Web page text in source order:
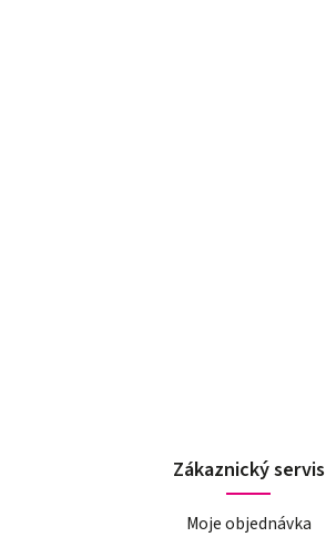
Zákaznický servis
Moje objednávka